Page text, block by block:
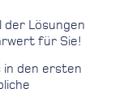
Lösungen
für Sie!
in den ersten